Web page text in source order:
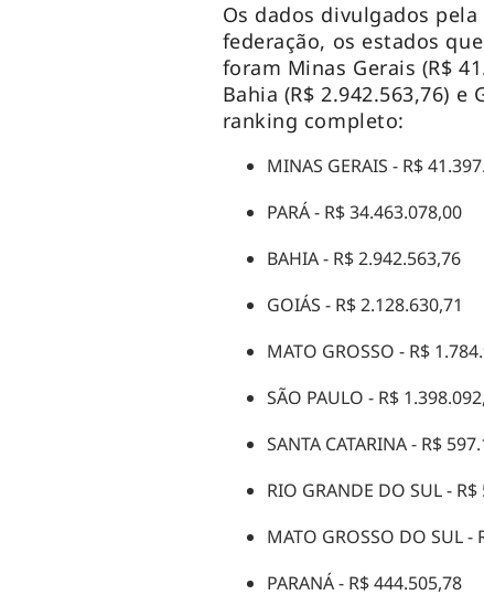
Os dados divulgados
federação, os estados
foram Minas Gerais (R$
Bahia (R$ 2.942.563,76) e
ranking completo:
MINAS GERAIS - R$
PARÁ - R$ 34.463.078,00
BAHIA - R$ 2.942.563,76
GOIÁS - R$ 2.128.630,71
MATO GROSSO - R$
SÃO PAULO - R$
SANTA CATARINA - R$
RIO GRANDE DO SUL -
MATO GROSSO DO SUL -
PARANÁ - R$ 444.505,78